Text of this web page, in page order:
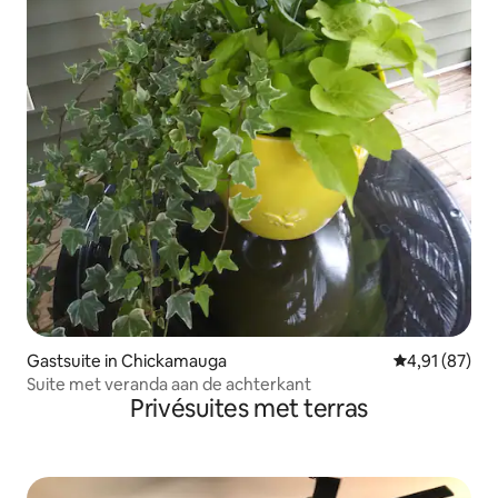
Gastsuite in Chickamauga Gemiddelde
4,91 (87)
Suite met veranda aan de achterkant
Privésuites met terras